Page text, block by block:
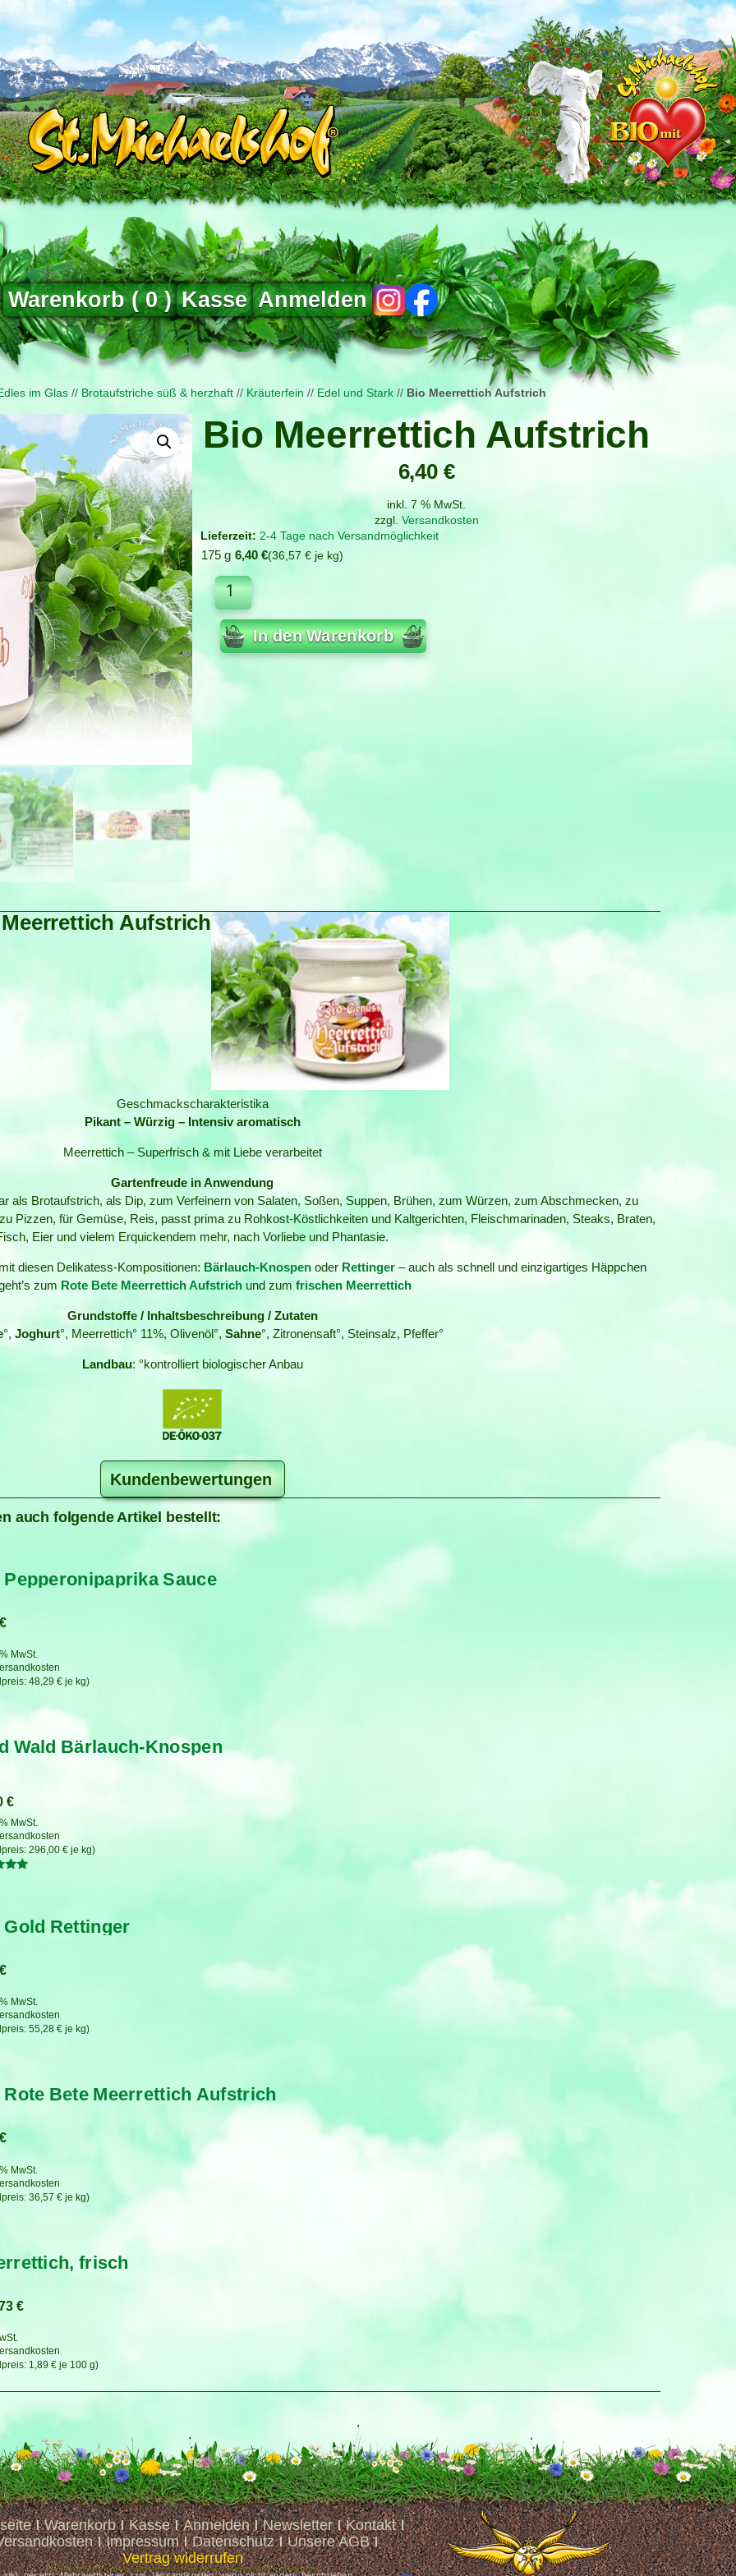
Warenkorb (0) Kasse
ig fb
Anmelden
im Glas // Brot­aufstriche süß & herzhaft // Kräuterfein // Edel und Stark // Bio Meerrettich Aufstrich
Bio Meerrettich Aufstrich
6,40 €
inkl. 7 % MwSt.
zzgl. Versandkosten
2-4 Tage nach Versandmöglichkeit
175 g 6,40 € 36,57 €je kg
In den Warenkorb
Aufstrich
Geschmackscharakteristika
Pikant – Würzig – Intensiv aromatisch
Meerrettich – Superfrisch & mit Liebe verarbeitet
Gartenfreude in Anwendung
als Brotaufstrich, als Dip, zum Verfeinern von Salaten, Soßen, Suppen, Brühen, zum Würzen, zum Abschmecken, zu
Pizzen, für Gemüse, Reis, passt prima zu Rohkost-Köstlichkeiten und Kaltgerichten, Fleischmarinaden, Steaks, Braten,
Eier und vielem Erquickendem mehr, nach Vorliebe und Phantasie.
diesen Delikatess-Kompositionen: Bärlauch-Knospen oder Rettinger – auch als schnell und einzigartiges Häppchen
zum Rote Bete Meerrettich Aufstrich und zum frischen Meerrettich
Grundstoffe / Inhaltsbeschreibung / Zutaten
°, Joghurt°, Meerrettich° 11%, Olivenöl°, Sahne°, Zitronensaft°, Steinsalz, Pfeffer°
Landbau: °kontrolliert biologischer Anbau
Kundenbewertungen
auch folgende Artikel bestellt:
Sauce
€
48,29 € je kg
MwSt.
Wald Bärlauch-Knospen
€
296,00 € je kg
MwSt.
Rettinger
€
55,28 € je kg
MwSt.
Bete Meerrettich Aufstrich
€
36,57 € je kg
MwSt.
frisch
€
1,89 € je 100 g
Warenkorb Kasse Anmelden Newsletter
Kontakt
Impressum Datenschutz
Unsere AGB
Vertrag widerrufen